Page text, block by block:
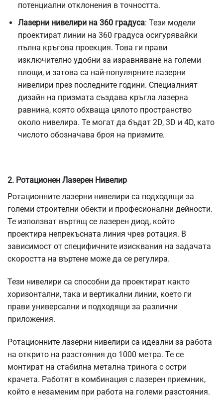
потенциални отклонения в точността.
Лазерни нивелири на 360 градуса: Тези модели
проектират линии на 360 градуса осигурявайки
пълна кръгова проекция. Това ги прави
изключително удобни за изравняване на големи
площи, и затова са най-популярните лазерни
нивелири през последните години. Специалният
дизайн на призмата създава кръгла лазерна
равнина, която обхваща цялото пространство
около нивелира. Те могат да бъдат 2D, 3D и 4D, като
числото обозначава броя на призмите.
2. Ротационен Лазерен Нивелир
Ротационните лазерни нивелири са подходящи за
големи строителни обекти и професионални дейности.
Те използват въртящ се лазерен диод, който
проектира непрекъсната линия чрез ротация. В
зависимост от специфичните изисквания на задачата
скоростта на въртене може да се регулира.
Тези нивелири са способни да проектират както
хоризонтални, така и вертикални линии, което ги
прави универсални и подходящи за различни
приложения.
Ротационните лазерни нивелири са идеални за работа
на открито на разстояния до 1000 метра. Те се
монтират на стабилна метална тринога с остри
крачета. Работят в комбинация с лазерен приемник,
който е незаменим при работа на големи разстояния.